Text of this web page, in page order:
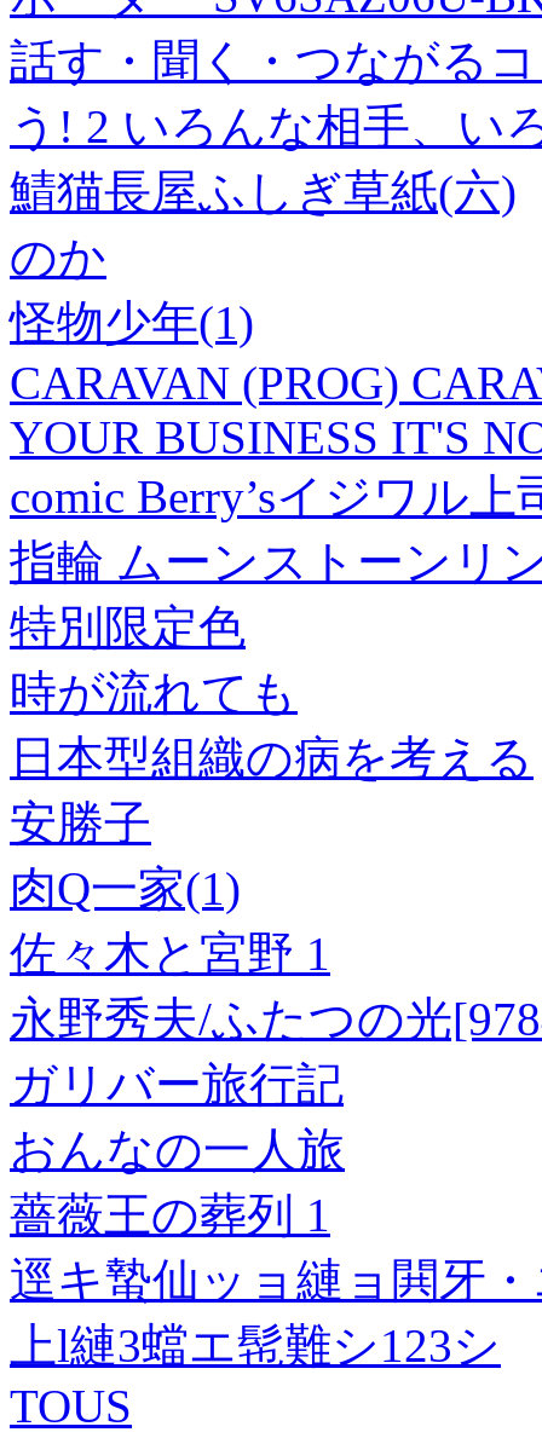
話す・聞く・つながる
う! 2 いろんな相手、い
鯖猫長屋ふしぎ草紙(六)
のか
怪物少年(1)
CARAVAN (PROG)
YOUR BUSINESS IT'S
comic Berry’sイジワル
指輪 ムーンストーンリ
特別限定色
時が流れても
日本型組織の病を考える
安勝子
肉Q一家(1)
佐々木と宮野 1
永野秀夫/ふたつの光
ガリバー旅行記
おんなの一人旅
薔薇王の葬列 1
逕キ蟄仙ッョ縺ョ閧牙
上l縺3蟷エ髢難シ123シ
TOUS